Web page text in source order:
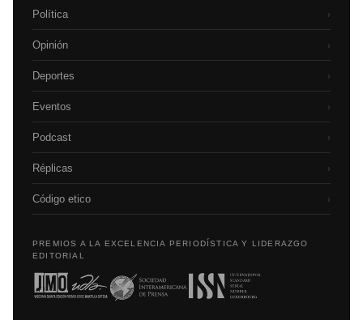
Política ›
Opinión ›
Deportes ›
Eventos ›
Podcast ›
Réplicas ›
Código etico ›
PREMIOS A LA EXCELENCIA PERIODÍSTICA Y LIDERAZGO
EDITORIAL